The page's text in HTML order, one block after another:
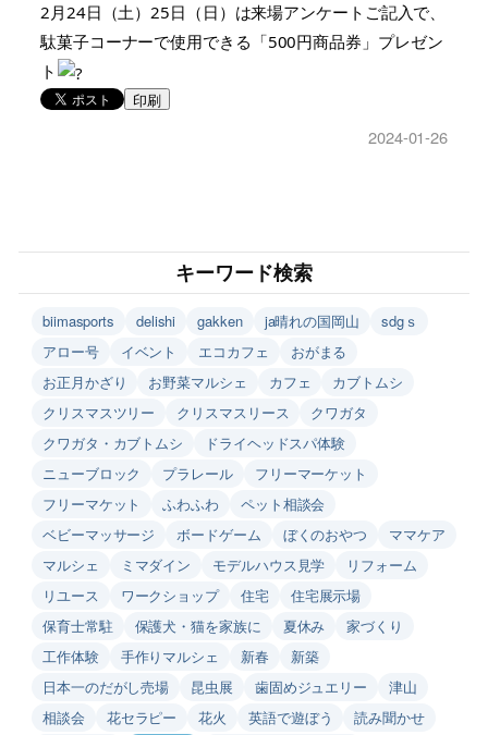
2月24日（土）25日（日）は来場アンケートご記入で、
駄菓子コーナーで使用できる 「500円商品券」プレゼン
ト
印刷
2024-01-26
キーワード検索
biimasports delishi gakken ja晴れの国岡山
sdgｓ
アロー号
イベント エコカフェ
おがまる
お正月かざり
お野菜マルシェ カフェ
カブトムシ
クリスマスツリー
クリスマスリース
クワガタ
クワガタ・カブトムシ
ドライヘッドスパ体験
ニューブロック
プラレール
フリーマーケット
フリーマケット
ふわふわ
ペット相談会
ベビーマッサージ
ボードゲーム ぼくのおやつ
ママケア
マルシェ
ミマダイン モデルハウス見学
リフォーム
リユース
ワークショップ 住宅
住宅展示場
保育士常駐
保護犬・猫を家族に 夏休み
家づくり
工作体験
手作りマルシェ 新春
新築
日本一のだがし売場
昆虫展 歯固めジュエリー
津山
相談会
花セラピー 花火 英語で遊ぼう
読み聞かせ